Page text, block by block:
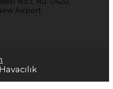
Airport